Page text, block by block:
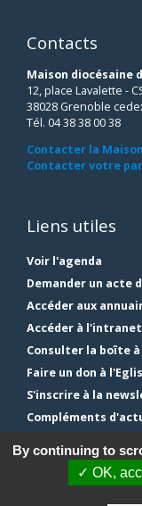
Contacts
Maison diocésaine
12, place Lavalette -
38028 Grenoble
Tél. 04 38 38 00 38
Contacter la
Contacter votre
Liens utiles
Voir l'agenda
Demander un acte
Accéder aux
Accéder à l'intranet
Consulter la boîte
Faire un don à
S'inscrire à la
Compléments
Mentions légales
Gestion des cookies
By continuing to
✓ OK,